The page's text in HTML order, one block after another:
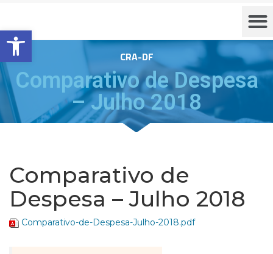
Barra de Ferramentas Aberta
CRA-DF
Comparativo de Despesa
– Julho 2018
Comparativo de
Despesa – Julho 2018
Comparativo-de-Despesa-Julho-2018.pdf